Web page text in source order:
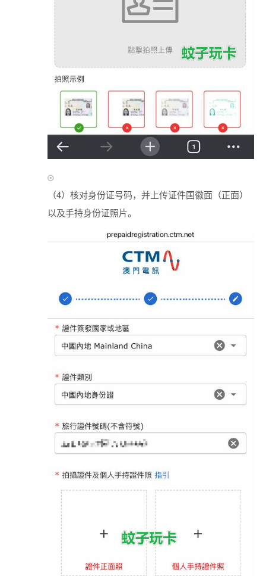
（4）核对身份证号码，并上传证件国徽面（正面）
以及手持身份证照片。